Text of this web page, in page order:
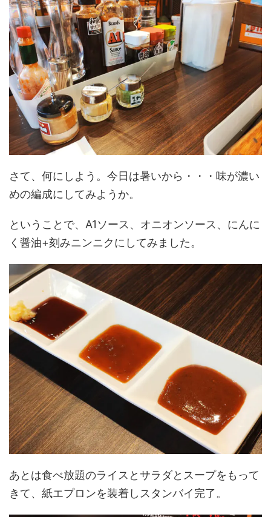
さて、何にしよう。今日は暑いから・・・味が濃い
めの編成にしてみようか。
ということで、A1ソース、オニオンソース、にんに
く醤油+刻みニンニクにしてみました。
あとは食べ放題のライスとサラダとスープをもって
きて、紙エプロンを装着しスタンバイ完了。